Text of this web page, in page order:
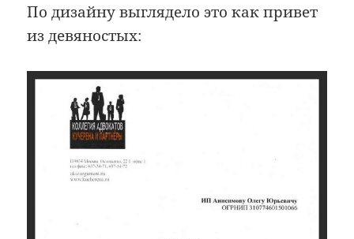
По дизайну выглядело это как привет
из девяностых: